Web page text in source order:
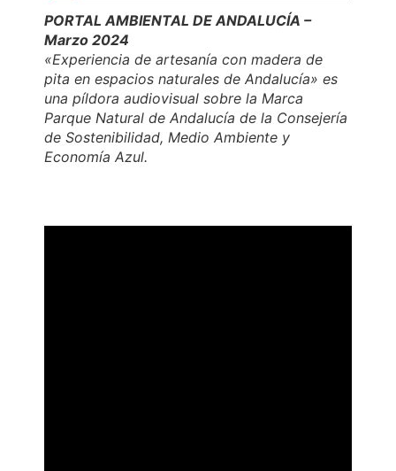
PORTAL AMBIENTAL DE ANDALUCÍA –
Marzo 2024
«Experiencia de artesanía con madera de
pita en espacios naturales de Andalucía» es
una píldora audiovisual sobre la Marca
Parque Natural de Andalucía de la Consejería
de Sostenibilidad, Medio Ambiente y
Economía Azul.